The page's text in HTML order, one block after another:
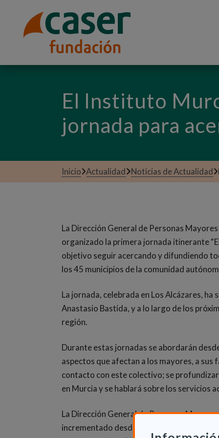
El Instituto
jornada para
Inicio Actualidad Noticias de Actualidad
La Dirección General de Personas
organizado la primera jornada itinerante
objetivo seguir acercando y difundiendo
los 45 municipios de la comunidad
La jornada, celebrada en Los Alcázares,
Anastasio Bastida, y a lo largo de los
región.
Durante estas jornadas se abordarán
aspectos que afectan a los mayores, a
contacto con este colectivo; se
en Murcia y se hablará sobre los servicios
La Dirección General de Personas
incrementado desde el pasado mes de